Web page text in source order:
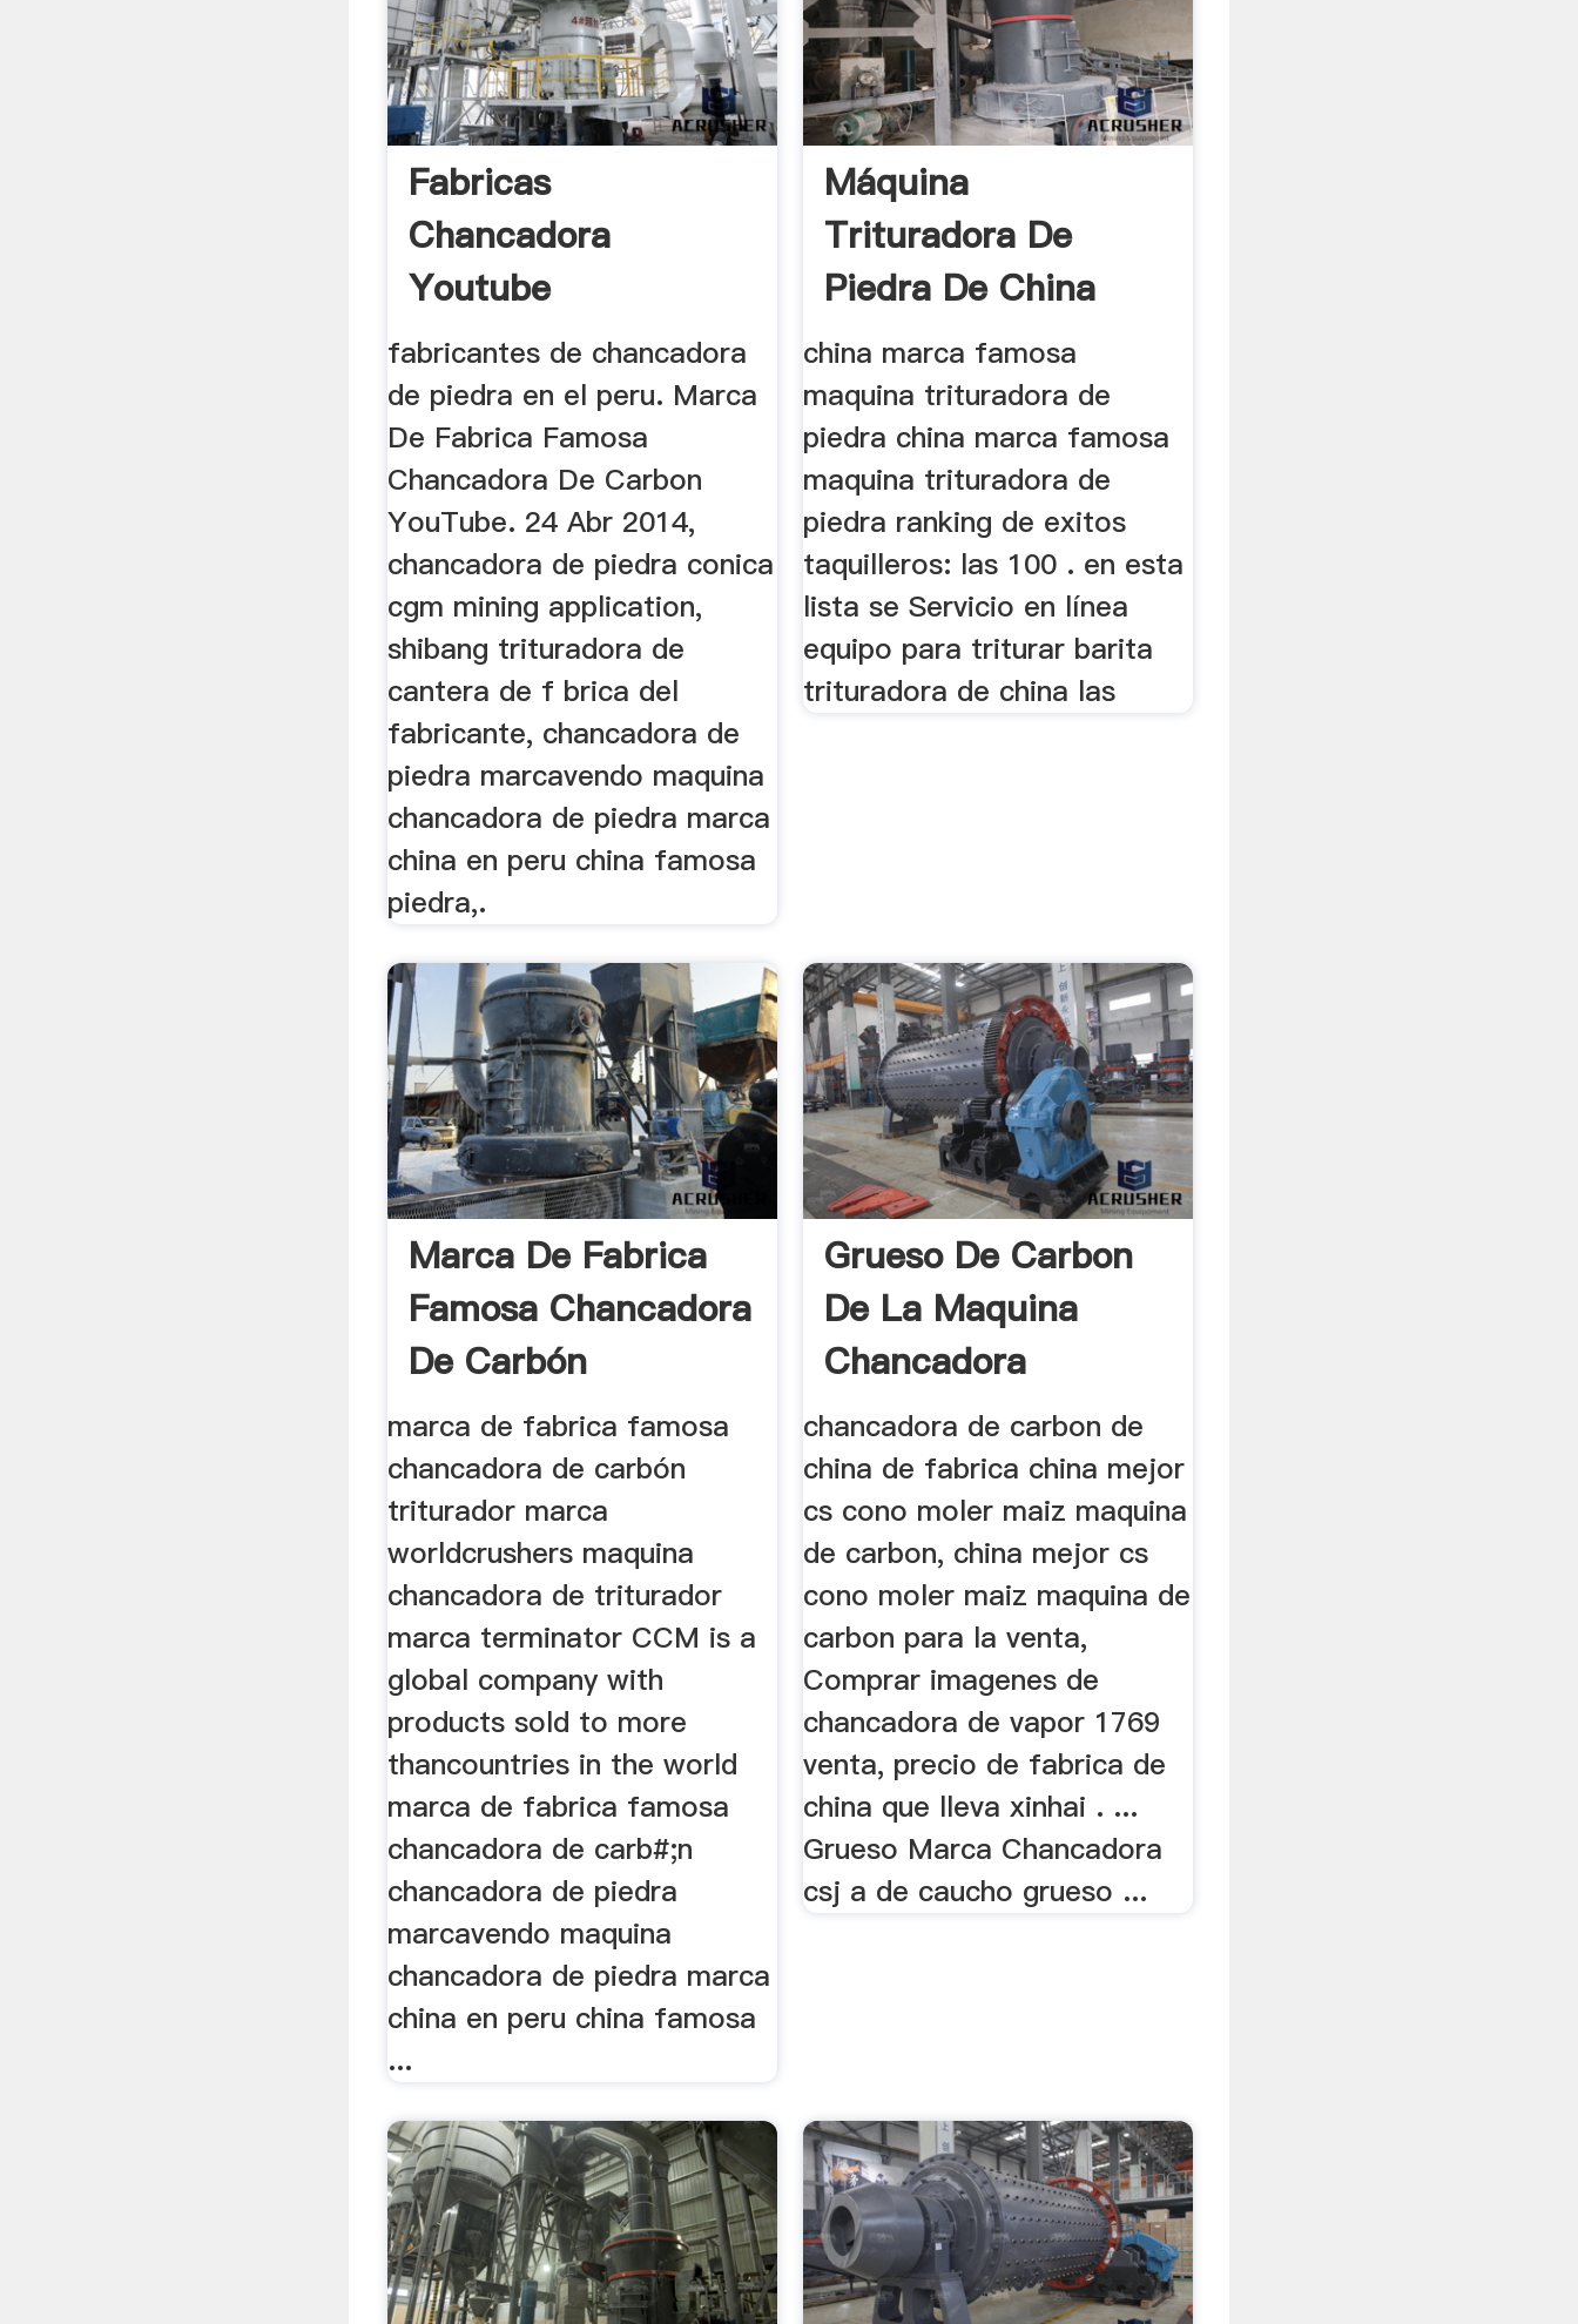
Fabricas
Chancadora
Youtube
fabricantes de chancadora
de piedra en el peru. Marca
De Fabrica Famosa
Chancadora De Carbon
YouTube. 24 Abr 2014,
chancadora de piedra conica
cgm mining application,
shibang trituradora de
cantera de f brica del
fabricante, chancadora de
piedra marcavendo maquina
chancadora de piedra marca
china en peru china famosa
piedra,.
Máquina
Trituradora De
Piedra De China
china marca famosa
maquina trituradora de
piedra china marca famosa
maquina trituradora de
piedra ranking de exitos
taquilleros: las 100 . en esta
lista se Servicio en línea
equipo para triturar barita
trituradora de china las
Marca De Fabrica
Famosa Chancadora
De Carbón
marca de fabrica famosa
chancadora de carbón
triturador marca
worldcrushers maquina
chancadora de triturador
marca terminator CCM is a
global company with
products sold to more
thancountries in the world
marca de fabrica famosa
chancadora de carb#;n
chancadora de piedra
marcavendo maquina
chancadora de piedra marca
china en peru china famosa
...
Grueso De Carbon
De La Maquina
Chancadora
chancadora de carbon de
china de fabrica china mejor
cs cono moler maiz maquina
de carbon, china mejor cs
cono moler maiz maquina de
carbon para la venta,
Comprar imagenes de
chancadora de vapor 1769
venta, precio de fabrica de
china que lleva xinhai . ...
Grueso Marca Chancadora
csj a de caucho grueso ...